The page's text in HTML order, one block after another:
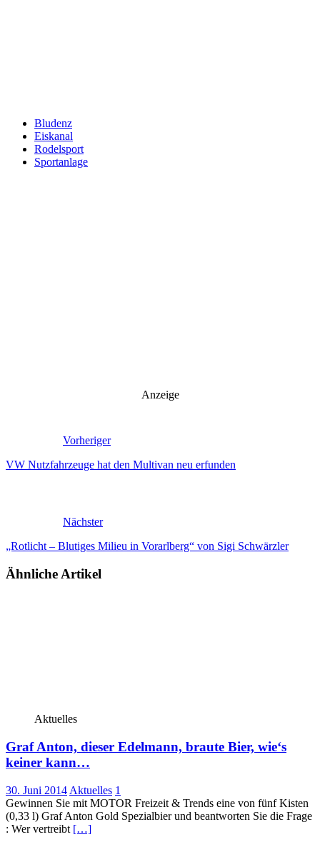
Bludenz
Eiskanal
Rodelsport
Sportanlage
Anzeige
Vorheriger
VW Nutzfahrzeuge hat den Multivan neu erfunden
Nächster
„Rotlicht – Blutiges Milieu in Vorarlberg“ von Sigi Schwärzler
Ähnliche Artikel
Aktuelles
Graf Anton, dieser Edelmann, braute Bier, wie‘s
keiner kann…
30. Juni 2014 Aktuelles 1
Gewinnen Sie mit MOTOR Freizeit & Trends eine von fünf Kisten
(0,33 l) Graf Anton Gold Spezialbier und beantworten Sie die Frage
: Wer vertreibt […]